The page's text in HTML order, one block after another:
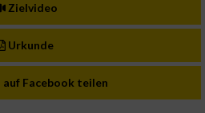
Zielvideo
Urkunde
auf Facebook teilen